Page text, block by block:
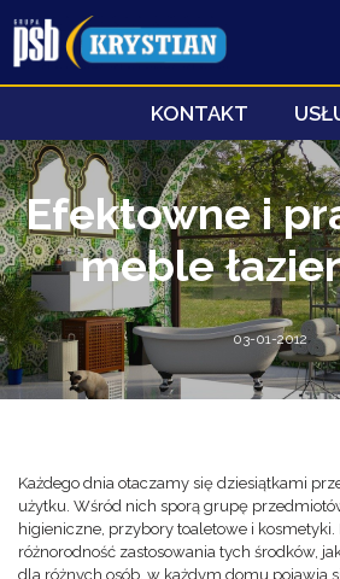
Przejdź
do
KONTAKT
Efektowne i
meble
03-01-2012
Każdego dnia otaczamy się dziesiątkami
użytku. Wśród nich sporą grupę
higieniczne, przybory toaletowe i
różnorodność zastosowania tych środków,
dla różnych osób, w każdym domu pojawia